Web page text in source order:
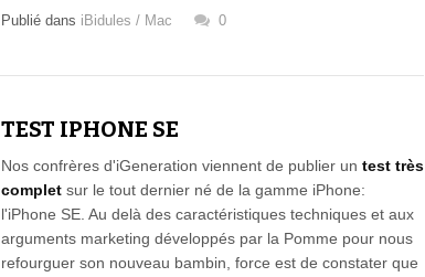
Publié dans iBidules / Mac 0
TEST IPHONE SE
Nos confrères d'iGeneration viennent de publier un test très
complet sur le tout dernier né de la gamme iPhone:
l'iPhone SE. Au delà des caractéristiques techniques et aux
arguments marketing développés par la Pomme pour nous
refourguer son nouveau bambin, force est de constater que